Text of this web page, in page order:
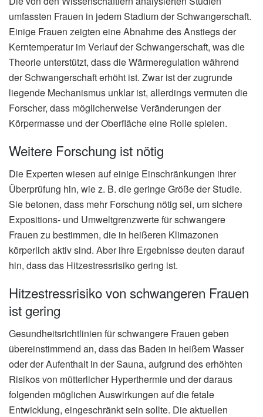
umfassten Frauen in jedem Stadium der Schwangerschaft.
Einige Frauen zeigten eine Abnahme des Anstiegs der
Kerntemperatur im Verlauf der Schwangerschaft, was die
Theorie unterstützt, dass die Wärmeregulation während
der Schwangerschaft erhöht ist. Zwar ist der zugrunde
liegende Mechanismus unklar ist, allerdings vermuten die
Forscher, dass möglicherweise Veränderungen der
Körpermasse und der Oberfläche eine Rolle spielen.
Weitere Forschung ist nötig
Die Experten wiesen auf einige Einschränkungen ihrer
Überprüfung hin, wie z. B. die geringe Größe der Studie.
Sie betonen, dass mehr Forschung nötig sei, um sichere
Expositions- und Umweltgrenzwerte für schwangere
Frauen zu bestimmen, die in heißeren Klimazonen
körperlich aktiv sind. Aber ihre Ergebnisse deuten darauf
hin, dass das Hitzestressrisiko gering ist.
Hitzestressrisiko von schwangeren Frauen
ist gering
Gesundheitsrichtlinien für schwangere Frauen geben
übereinstimmend an, dass das Baden in heißem Wasser
oder der Aufenthalt in der Sauna, aufgrund des erhöhten
Risikos von mütterlicher Hyperthermie und der daraus
folgenden möglichen Auswirkungen auf die fetale
Entwicklung, eingeschränkt sein sollte. Die aktuellen